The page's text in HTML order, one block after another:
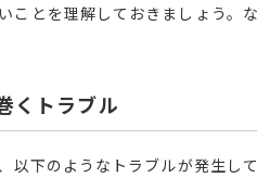
とを理解しておきましょう。
くトラブル
以下のようなトラブルが発生し